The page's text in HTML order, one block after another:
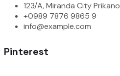
123/A, Miranda City Prikano
+0989 7876 9865 9
info@example.com
Pinterest